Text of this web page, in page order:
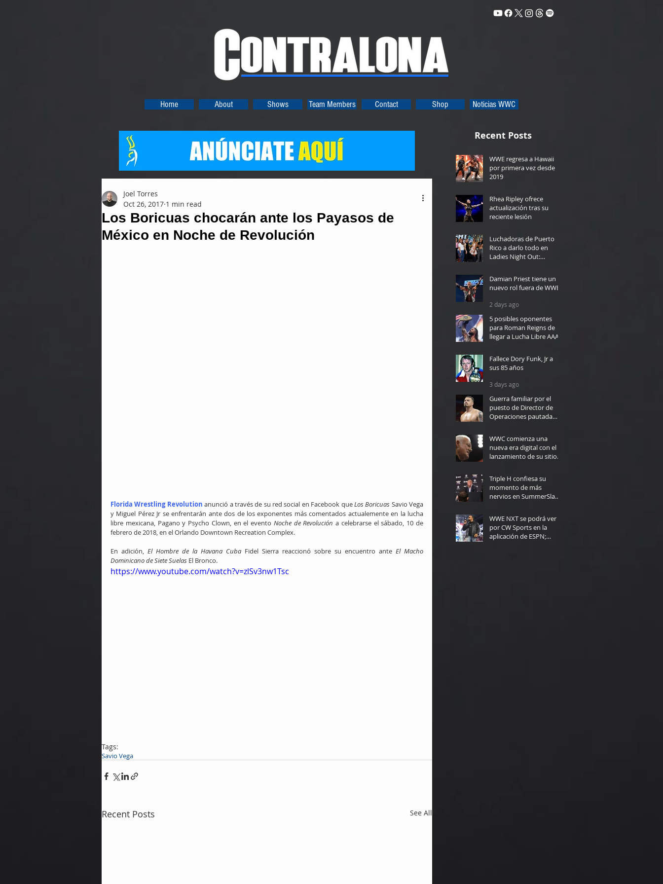
Home About Shows Team Members Contact Shop Noticias WWC
Los Boricuas chocarán ante los Payasos de
México en Noche de Revolución
Joel Torres
Oct 26, 2017 1 min read
Florida Wrestling Revolution anunció a través de su red social en Facebook que Los Boricuas Savio Vega
y Miguel Pérez Jr se enfrentarán ante dos de los exponentes más comentados actualemente en la lucha
libre mexicana, Pagano y Psycho Clown, en el evento Noche de Revolución a celebrarse el sábado, 10 de
febrero de 2018, en el Orlando Downtown Recreation Complex.
En adición, El Hombre de la Havana Cuba Fidel Sierra reaccionó sobre su encuentro ante El Macho
Dominicano de Siete Suelas El Bronco.
https://www.youtube.com/watch?v=zlSv3nw1Tsc
Tags:
Savio Vega
Recent Posts See All
Recent Posts
WWE regresa a Hawaii
por primera vez desde
2019
Rhea Ripley ofrece
actualización tras su
reciente lesión
Luchadoras de Puerto
Rico a darlo todo en
Ladies Night Out:
Damian Priest tiene un
nuevo rol fuera de WWE
2 days ago
5 posibles oponentes
para Roman Reigns de
llegar a Lucha Libre AAA
Fallece Dory Funk, Jr a
sus 85 años
3 days ago
Guerra familiar por el
puesto de Director de
Operaciones pautada
WWC comienza una
nueva era digital con el
lanzamiento de su sitio
Triple H confiesa su
momento de más
nervios en SummerSlam:
WWE NXT se podrá ver
por CW Sports en la
aplicación de ESPN;